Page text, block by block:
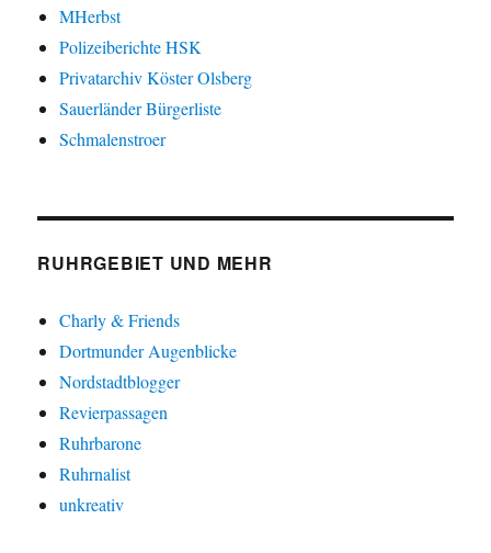
MHerbst
Polizeiberichte HSK
Privatarchiv Köster Olsberg
Sauerländer Bürgerliste
Schmalenstroer
RUHRGEBIET UND MEHR
Charly & Friends
Dortmunder Augenblicke
Nordstadtblogger
Revierpassagen
Ruhrbarone
Ruhrnalist
unkreativ